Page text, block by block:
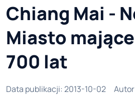
Chiang Mai -
Miasto
700 lat
Data publikacji: 2013-10-02 Autor